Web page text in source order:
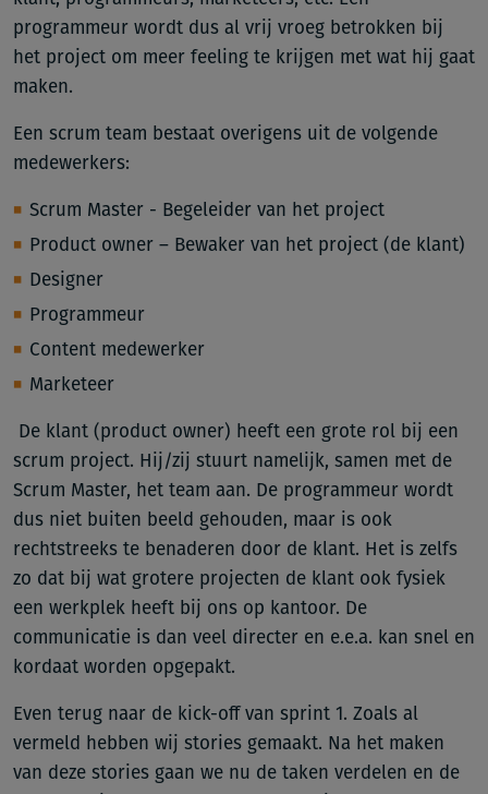
programmeur wordt dus al vrij vroeg betrokken bij
het project om meer feeling te krijgen met wat hij gaat
maken.
Een scrum team bestaat overigens uit de volgende
medewerkers:
Scrum Master - Begeleider van het project
Product owner – Bewaker van het project (de klant)
Designer
Programmeur
Content medewerker
Marketeer
De klant (product owner) heeft een grote rol bij een
scrum project. Hij/zij stuurt namelijk, samen met de
Scrum Master, het team aan. De programmeur wordt
dus niet buiten beeld gehouden, maar is ook
rechtstreeks te benaderen door de klant. Het is zelfs
zo dat bij wat grotere projecten de klant ook fysiek
een werkplek heeft bij ons op kantoor. De
communicatie is dan veel directer en e.e.a. kan snel en
kordaat worden opgepakt.
Even terug naar de kick-off van sprint 1. Zoals al
vermeld hebben wij stories gemaakt. Na het maken
van deze stories gaan we nu de taken verdelen en de